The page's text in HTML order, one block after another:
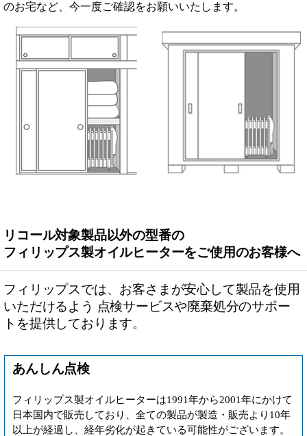
のお宅など、今一度ご確認をお願いいたします。
リコール対象製品以外の型番の
フィリップス製オイルヒーターをご使用のお客様へ
フィリップスでは、お客さまが安心して製品を使用
いただけるよう 点検サービスや廃棄処分のサポー
トを提供しております。
あんしん点検
フィリップス製オイルヒーターは1991年から2001年にかけて
日本国内で販売しており、全ての製品が製造・販売より10年
以上が経過し、経年劣化が起きている可能性がございます。